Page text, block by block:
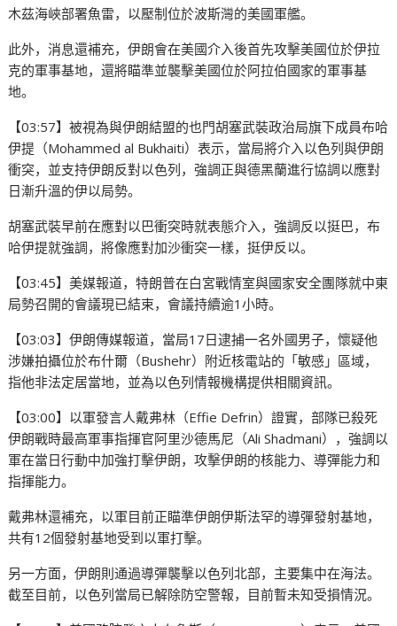
木茲海峽部署魚雷，以壓制位於波斯灣的美國軍艦。
此外，消息還補充，伊朗會在美國介入後首先攻擊美國位於伊拉
克的軍事基地，還將瞄準並襲擊美國位於阿拉伯國家的軍事基
地。
【03:57】被視為與伊朗結盟的也門胡塞武裝政治局旗下成員布哈
伊提（Mohammed al Bukhaiti）表示，當局將介入以色列與伊朗
衝突，並支持伊朗反對以色列，強調正與德黑蘭進行協調以應對
日漸升溫的伊以局勢。
胡塞武裝早前在應對以巴衝突時就表態介入，強調反以挺巴，布
哈伊提就強調，將像應對加沙衝突一樣，挺伊反以。
【03:45】美媒報道，特朗普在白宮戰情室與國家安全團隊就中東
局勢召開的會議現已結束，會議持續逾1小時。
【03:03】伊朗傳媒報道，當局17日逮捕一名外國男子，懷疑他
涉嫌拍攝位於布什爾（Bushehr）附近核電站的「敏感」區域，
指他非法定居當地，並為以色列情報機構提供相關資訊。
【03:00】以軍發言人戴弗林（Effie Defrin）證實，部隊已殺死
伊朗戰時最高軍事指揮官阿里沙德馬尼（Ali Shadmani），強調以
軍在當日行動中加強打擊伊朗，攻擊伊朗的核能力、導彈能力和
指揮能力。
戴弗林還補充，以軍目前正瞄準伊朗伊斯法罕的導彈發射基地，
共有12個發射基地受到以軍打擊。
另一方面，伊朗則通過導彈襲擊以色列北部，主要集中在海法。
截至目前，以色列當局已解除防空警報，目前暫未知受損情況。